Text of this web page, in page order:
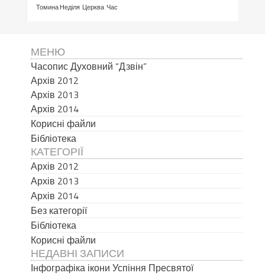
Томина Неділя Церква Час
МЕНЮ
Часопис Духовний “Дзвін”
Архів 2012
Архів 2013
Архів 2014
Корисні файли
Бібліотека
КАТЕГОРІЇ
Архів 2012
Архів 2013
Архів 2014
Без категорії
Бібліотека
Корисні файли
НЕДАВНІ ЗАПИСИ
Інфографіка ікони Успіння Пресвятої